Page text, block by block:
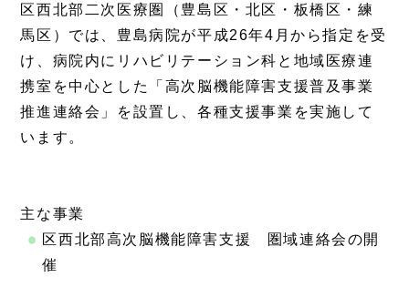
区西北部二次医療圏（豊島区・北区・板橋区・練
馬区）では、豊島病院が平成26年4月から指定を受
け、病院内にリハビリテーション科と地域医療連
携室を中心とした「高次脳機能障害支援普及事業
推進連絡会」を設置し、各種支援事業を実施して
います。
主な事業
区西北部高次脳機能障害支援 圏域連絡会の開
催